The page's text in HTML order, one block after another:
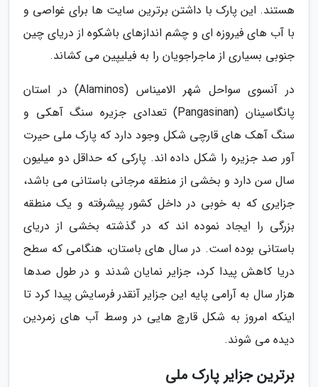
هستند. این پارک با داشتن برترین سایت ها برای غواصی و
با آب های فیروزه ای و چشم اندازهای باشکوه از دریای چین
جنوبی بسیاری از ماجراجویان را به فیلیپین می کشاند.
در آنسوی سواحل شهر الامیناس (Alaminos) در استان
پانگاسینان (Pangasinan) تعدادی جزیره سنگ آهکی و
سنگ آهک های قارچی شکل وجود دارد که پارک ملی حیرت
آور صد جزیره را شکل داده اند. پارکی که حداقل دو میلیون
سال سن دارد و بخشی از منطقه مرجانی باستانی می باشد،
جزایری که به خوبی در داخل کشور پیشرفته و یک منطقه
بزرگی را ایجاد نموده اند که در گذشته بخشی از دریای
باستانی بوده است. در سال های باستان، هنگامی که سطح
دریا کاهش پیدا کرد، جزایر نمایان شدند و در طول صدها
هزار سال به آرامی پایه این جزایر آنقدر فرسایش پیدا کرد تا
اینکه امروز به شکل قارچ هایی در وسط آب های زمردین
دیده می شوند.
برترین جزایر پارک ملی